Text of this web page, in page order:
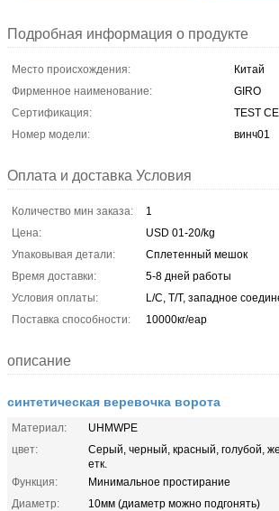
Подробная информация о продукте
Место происхождения:
Китай
Фирменное наименование:
GIRO
Сертификация:
TEST
Номер модели:
винч01
Оплата и доставка Условия
Количество мин заказа:
1
Цена:
USD 01-20/kg
Упаковывая детали:
Сплетенный мешок
Время доставки:
5-8 дней работы
Условия оплаты:
L/C, T/T, западное
Поставка способности:
10000кг/еар
описание
синтетическая веревочка ворота
Материал:
UHMWPE
цвет:
Серый, черный, красный, голубой,
етк.
Функция:
Минимальное простирание
Диаметр:
10мм (диаметр можно подгонять)